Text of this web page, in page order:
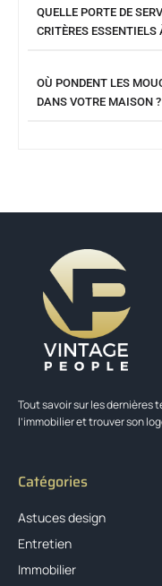
QUELLE PORTE DE
CRITÈRES
OÙ PONDENT LES
DANS VOTRE MAISON ?
Tout savoir sur les dernières
l’immobilier et trouver son
Catégories
Astuces design
Entretien
Immobilier